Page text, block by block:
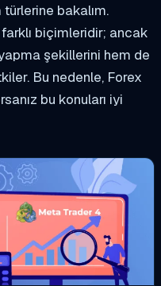
türlerine bakalım.
biçimleridir; ancak
şekillerini hem de
Bu nedenle, Forex
bu konuları iyi